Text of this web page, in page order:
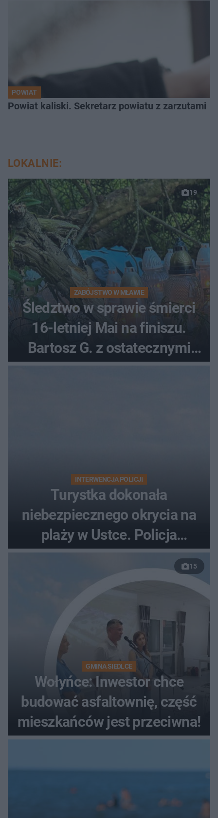
POWIAT
Powiat kaliski. Sekretarz powiatu z zarzutami
LOKALNIE:
19
ZABÓJSTWO W MŁAWIE
Śledztwo w sprawie śmierci
16-letniej Mai na finiszu.
Bartosz G. z ostatecznymi
zarzutami
INTERWENCJA POLICJI
Turystka dokonała
niebezpiecznego okrycia na
plaży w Ustce. Policja
musiała zamknąć odcinek
15
GMINA SIEDLCE
Wołyńce: Inwestor chce
budować asfaltownię, część
mieszkańców jest przeciwna!